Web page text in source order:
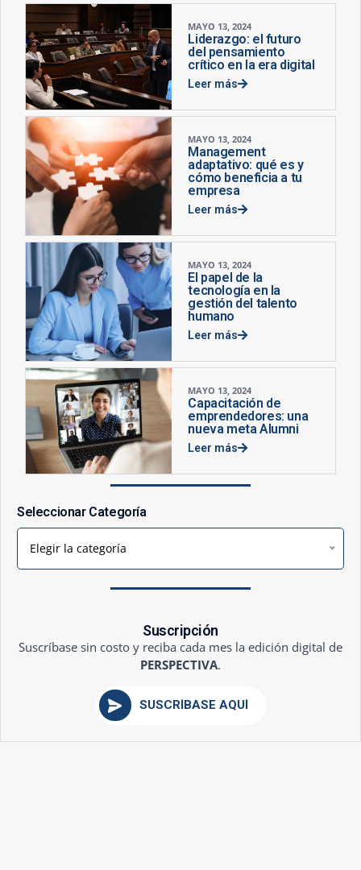
MAYO 13, 2024
Liderazgo: el futuro
del pensamiento
crítico en la era digital
Leer más
MAYO 13, 2024
Management
adaptativo: qué es y
cómo beneficia a tu
empresa
Leer más
MAYO 13, 2024
El papel de la
tecnología en la
gestión del talento
humano
Leer más
MAYO 13, 2024
Capacitación de
emprendedores: una
nueva meta Alumni
Leer más
Seleccionar Categoría
Elegir la categoría
Suscripción
Suscríbase sin costo y reciba cada mes la edición digital de
PERSPECTIVA.
SUSCRÍBASE AQUÍ